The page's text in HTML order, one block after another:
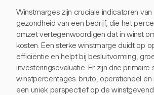
Winstmarges zijn cruciale indicatoren
gezondheid van een bedrijf, die het
omzet vertegenwoordigen dat in winst
kosten. Een sterke winstmarge duidt op
efficiëntie en helpt bij besluitvorming,
investeringsevaluatie. Er zijn drie primaire
winstpercentages: bruto, operationeel en
een uniek perspectief op de